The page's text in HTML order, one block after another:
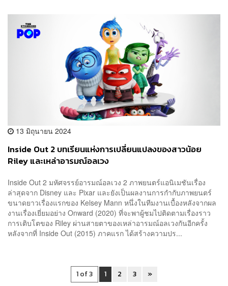
13 มิถุนายน 2024
Inside Out 2 บทเรียนแห่งการเปลี่ยนแปลงของสาวน้อย
Riley และเหล่าอารมณ์อลเวง
Inside Out 2 มหัศจรรย์อารมณ์อลเวง 2 ภาพยนตร์แอนิเมชันเรื่อง
ล่าสุดจาก Disney และ Pixar และยังเป็นผลงานการกำกับภาพยนตร์
ขนาดยาวเรื่องแรกของ Kelsey Mann หนึ่งในทีมงานเบื้องหลังจากผล
งานเรื่องเยี่ยมอย่าง Onward (2020) ที่จะพาผู้ชมไปติดตามเรื่องราว
การเติบโตของ Riley ผ่านสายตาของเหล่าอารมณ์อลเวงกันอีกครั้ง
หลังจากที่ Inside Out (2015) ภาคแรก ได้สร้างความปร...
1 of 3 1 2 3 »